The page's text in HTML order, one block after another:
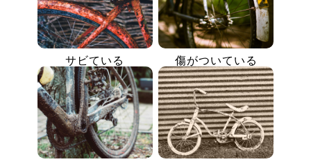
サビている 傷がついている